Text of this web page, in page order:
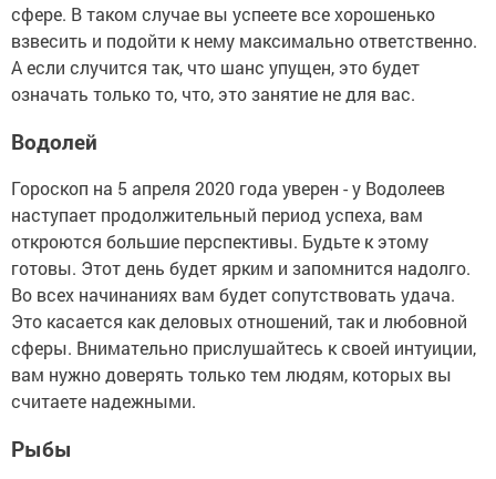
сфере. В таком случае вы успеете все хорошенько
взвесить и подойти к нему максимально ответственно.
А если случится так, что шанс упущен, это будет
означать только то, что, это занятие не для вас.
Водолей
Гороскоп на 5 апреля 2020 года уверен - у Водолеев
наступает продолжительный период успеха, вам
откроются большие перспективы. Будьте к этому
готовы. Этот день будет ярким и запомнится надолго.
Во всех начинаниях вам будет сопутствовать удача.
Это касается как деловых отношений, так и любовной
сферы. Внимательно прислушайтесь к своей интуиции,
вам нужно доверять только тем людям, которых вы
считаете надежными.
Рыбы